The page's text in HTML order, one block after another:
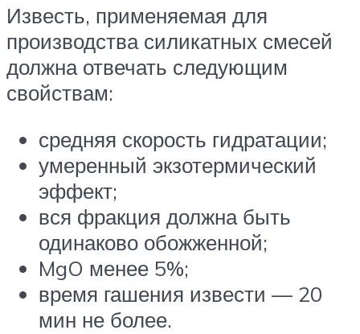
Известь, применяемая для
производства силикатных смесей
должна отвечать следующим
свойствам:
средняя скорость гидратации;
умеренный экзотермический
эффект;
вся фракция должна быть
одинаково обожженной;
MgO менее 5%;
время гашения извести — 20
мин не более.